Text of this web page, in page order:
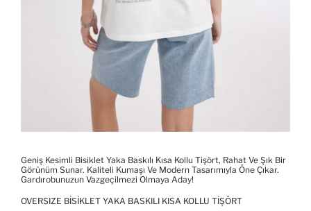
Geniş Kesimli Bisiklet Yaka Baskılı Kısa Kollu Tişört, Rahat Ve Şık Bir
Görünüm Sunar. Kaliteli Kumaşı Ve Modern Tasarımıyla Öne Çıkar.
Gardırobunuzun Vazgeçilmezi Olmaya Aday!
OVERSIZE BISIKLET YAKA BASKILI KISA KOLLU TIŞÖRT